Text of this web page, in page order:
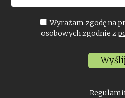
Wyrażam zgodę na
osobowych zgodnie z